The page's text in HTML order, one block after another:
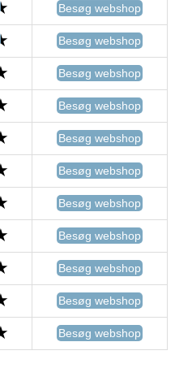
Besøg webshop
Besøg webshop
Besøg webshop
Besøg webshop
Besøg webshop
Besøg webshop
Besøg webshop
Besøg webshop
Besøg webshop
Besøg webshop
Besøg webshop